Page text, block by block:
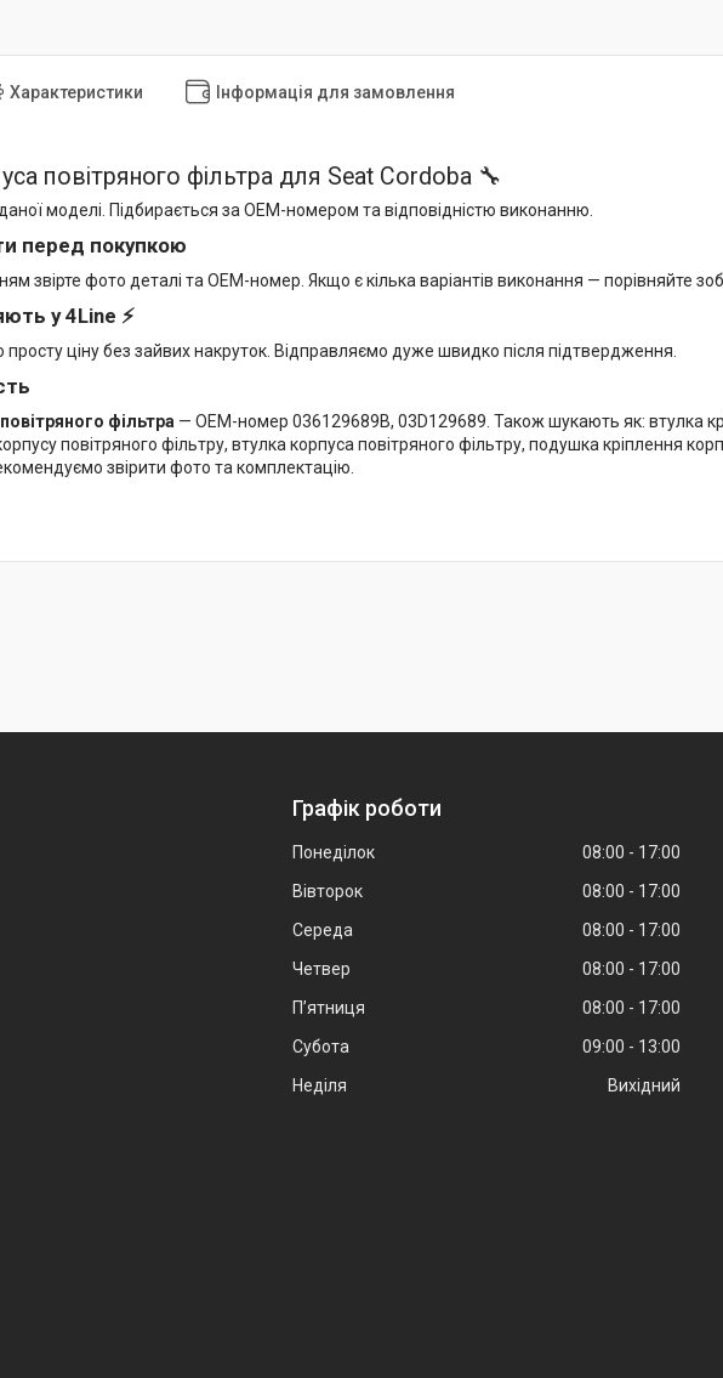
Характеристики Інформація для замовлення
повітряного фільтра для Seat Cordoba 🔧
моделі. Підбирається за OEM-номером та відповідністю виконанню.
перед покупкою
звірте фото деталі та OEM-номер. Якщо є кілька варіантів виконання — порівняйте
у 4Line ⚡
ціну без зайвих накруток. Відправляємо дуже швидко після підтвердження.
фільтра — OEM-номер 036129689B, 03D129689. Також шукають як: втулка
повітряного фільтру, втулка корпуса повітряного фільтру, подушка кріплення
звірити фото та комплектацію.
Графік роботи
Понеділок 08:00
17:00
Вівторок
08:00
17:00
Середа
08:00
17:00
Четвер
08:00
17:00
Пʼятниця
08:00
17:00
Субота
09:00
13:00
Неділя
Вихідний